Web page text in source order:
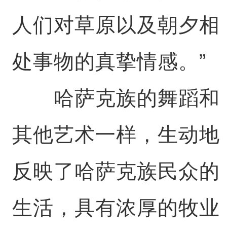
人们对草原以及朝夕相
处事物的真挚情感。”
哈萨克族的舞蹈和
其他艺术一样，生动地
反映了哈萨克族民众的
生活，具有浓厚的牧业